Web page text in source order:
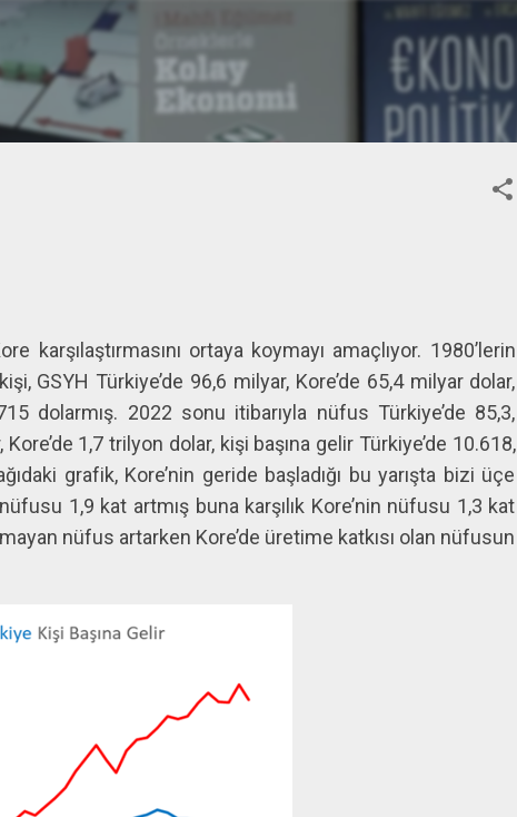
içeriğe atla
karşılaştırmasını ortaya koymayı amaçlıyor. 1980’lerin
GSYH Türkiye’de 96,6 milyar, Kore’de 65,4 milyar dolar,
dolarmış. 2022 sonu itibarıyla nüfus Türkiye’de 85,3,
1,7 trilyon dolar, kişi başına gelir Türkiye’de 10.618,
grafik, Kore’nin geride başladığı bu yarışta bizi üçe
1,9 kat artmış buna karşılık Kore’nin nüfusu 1,3 kat
nüfus artarken Kore’de üretime katkısı olan nüfusun